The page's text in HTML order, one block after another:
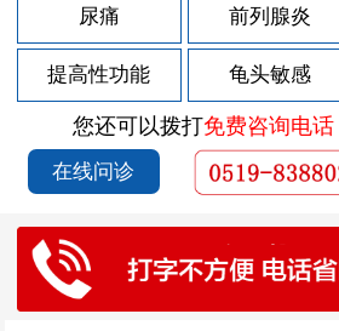
尿痛 前列腺炎
提高性功能 龟头敏感
您还可以拨打免费咨询电话
在线问诊